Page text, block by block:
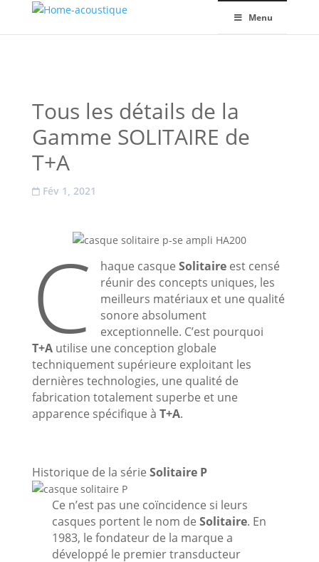
Menu
Tous les détails de la
Gamme SOLITAIRE de
T+A
Fév 1, 2021
C haque casqueSolitaire est censé
réunir des concepts uniques, les
meilleurs matériaux et une qualité
sonore absolument
exceptionnelle. C’est pourquoi
T+Autilise une conception globale
techniquement supérieure exploitant les
dernières technologies, une qualité de
fabrication totalement superbe et une
apparence spécifique à T+A.
Historique de la série Solitaire P
Ce n’est pas une coïncidence si leurs
casques portent le nom deSolitaire. En
1983, le fondateur de la marque a
développé le premier transducteur